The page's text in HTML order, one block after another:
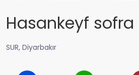
Hasankeyf
SUR, Diyarbakır